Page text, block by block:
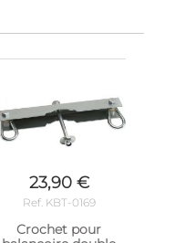
23,90 €
Ref. KBT-0169
Crochet pour